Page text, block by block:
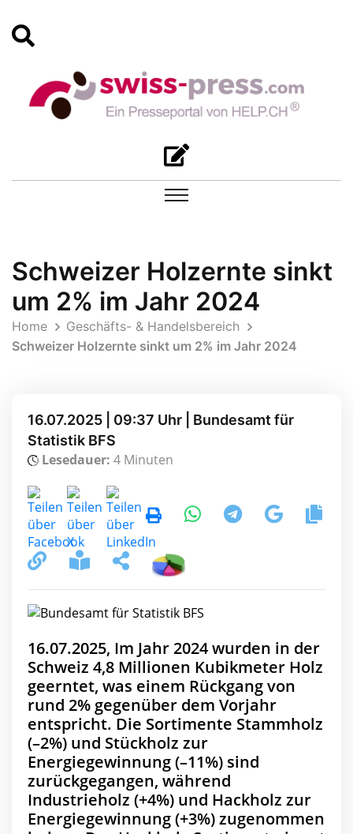
Schweizer Holzernte sinkt
um 2% im Jahr 2024
Home
Geschäfts- & Handelsbereich
Schweizer Holzernte sinkt um 2% im Jahr 2024
16.07.2025 | 09:37 Uhr | Bundesamt für
Statistik BFS
Lesedauer: 4 Minuten
16.07.2025, Im Jahr 2024 wurden in der
Schweiz 4,8 Millionen Kubikmeter Holz
geerntet, was einem Rückgang von
rund 2% gegenüber dem Vorjahr
entspricht. Die Sortimente Stammholz
(–2%) und Stückholz zur
Energiegewinnung (–11%) sind
zurückgegangen, während
Industrieholz (+4%) und Hackholz zur
Energiegewinnung (+3%) zugenommen